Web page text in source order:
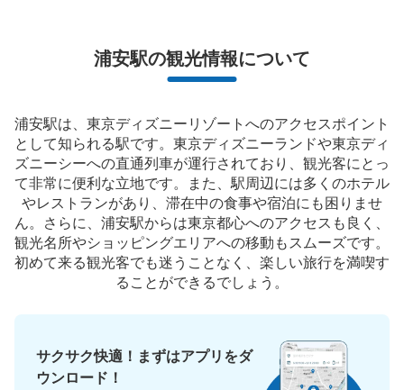
浦安駅の観光情報について
浦安駅は、東京ディズニーリゾートへのアクセスポイント
として知られる駅です。東京ディズニーランドや東京ディ
ズニーシーへの直通列車が運行されており、観光客にとっ
て非常に便利な立地です。また、駅周辺には多くのホテル
やレストランがあり、滞在中の食事や宿泊にも困りませ
ん。さらに、浦安駅からは東京都心へのアクセスも良く、
観光名所やショッピングエリアへの移動もスムーズです。
初めて来る観光客でも迷うことなく、楽しい旅行を満喫す
ることができるでしょう。
サクサク快適！まずはアプリをダ
ウンロード！